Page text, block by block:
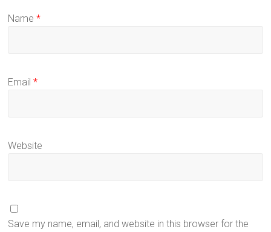
Name*
Email*
Website
Save my name, email, and website in this browser for the